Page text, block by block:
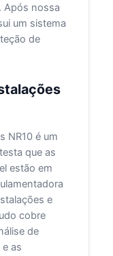
Após nossa
um sistema
de
NR10 é um
que as
estão em
e
cobre
de
as